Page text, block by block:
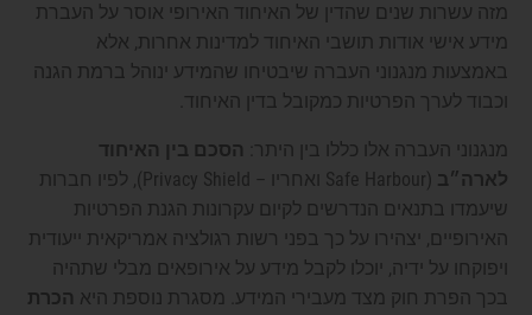
מזה עשרות שנים שהדין של האיחוד האירופי אוסר על העברת
מידע אישי אודות תושבי האיחוד למדינות אחרות, אלא
באמצעות מנגנוני העברה שיבטיחו שהמידע ינוהל ברמת הגנה
וכבוד לערך הפרטיות כמקובל בדין האיחוד.
מנגנוני העברה אלו כללו בין היתר: הסכם בין האיחוד
לארה״ב
(Safe Harbour ואחריו – Privacy Shield), לפיו חברות
שיעמדו בתנאים הנדרשים לקיום עקרונות הגנת הפרטיות
האירופיים, יצהירו על כך בפני רשות רגולציה אמריקאית ייעודית
ויפוקחו על ידיה, יוכלו לקבל מידע על אירופאים מבלי שתהיה
בכך הפרת חוק מצד מעבירי המידע. מסגרת נוספת היא הכרת